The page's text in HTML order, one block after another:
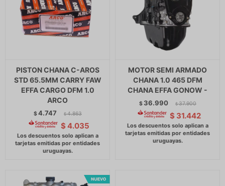
PISTON CHANA C-AROS
STD 65.5MM CARRY FAW
EFFA CARGO DFM 1.0
ARCO
$4.747 $ 4.863
$ 4.035
MOTOR SEMI ARMADO
CHANA 1.0 465 DFM
CHANA EFFA GONOW -
$ 36.990 $ 37.900
$ 31.442